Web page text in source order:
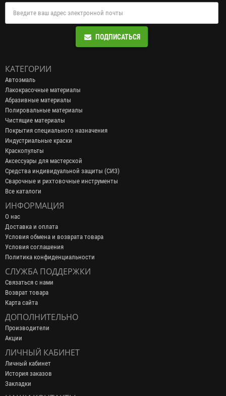
ПОДПИСАТЬСЯ
КАТЕГОРИИ
Автоэмаль
Лакокрасочные материалы
Абразивные материалы
Полировальные материалы
Чистящие материалы
Покрытия специального назначения
Индустриальные краски
Краскопульты
Аксессуары для мастерской
Средства индивидуальной защиты (СИЗ)
Сварочные и рихтовочные инструменты
Все каталоги
ИНФОРМАЦИЯ
О нас
Доставка и оплата
Условия обмена и возврата товара
Условия соглашения
Политика конфиденциальности
СЛУЖБА ПОДДЕРЖКИ
Связаться с нами
Возврат товара
Карта сайта
ДОПОЛНИТЕЛЬНО
Производители
Акции
ЛИЧНЫЙ КАБИНЕТ
Личный кабинет
История заказов
Закладки